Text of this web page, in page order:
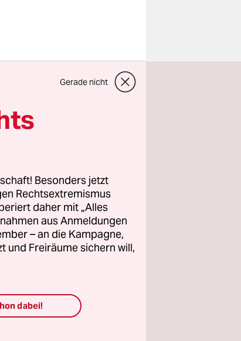
das
ein
ist
einem
Gerade nicht
Besonders jetzt
Rechtsextremismus
daher mit „Alles
aus Anmeldungen
– an die Kampagne,
und Freiräume sichern will,
dabei!